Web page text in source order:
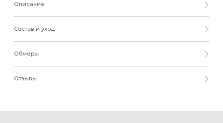
Описание
Состав и уход
Обмеры
Отзывы